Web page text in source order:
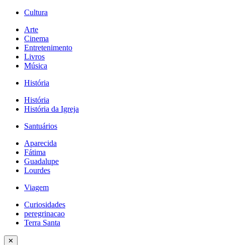
Cultura
Arte
Cinema
Entretenimento
Livros
Música
História
História
História da Igreja
Santuários
Aparecida
Fátima
Guadalupe
Lourdes
Viagem
Curiosidades
peregrinacao
Terra Santa
✕